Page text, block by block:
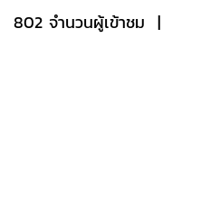
802 จำนวนผู้เข้าชม |